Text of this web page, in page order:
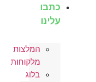
כתבו
עלינו
המלצות
מלקוחות
בלוג